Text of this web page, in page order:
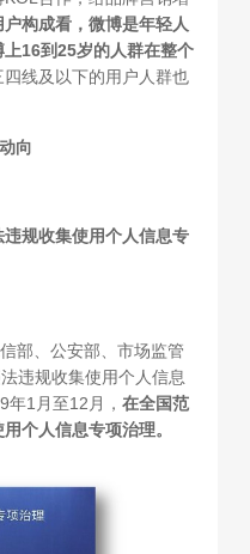
户构成看，微博是年轻人
上16到25岁的人群在整个
线及以下的用户人群也
向
规收集使用个人信息专
部、公安部、市场监管
违规收集使用个人信息
1月至12月， 在全国范
个人信息专项治理。